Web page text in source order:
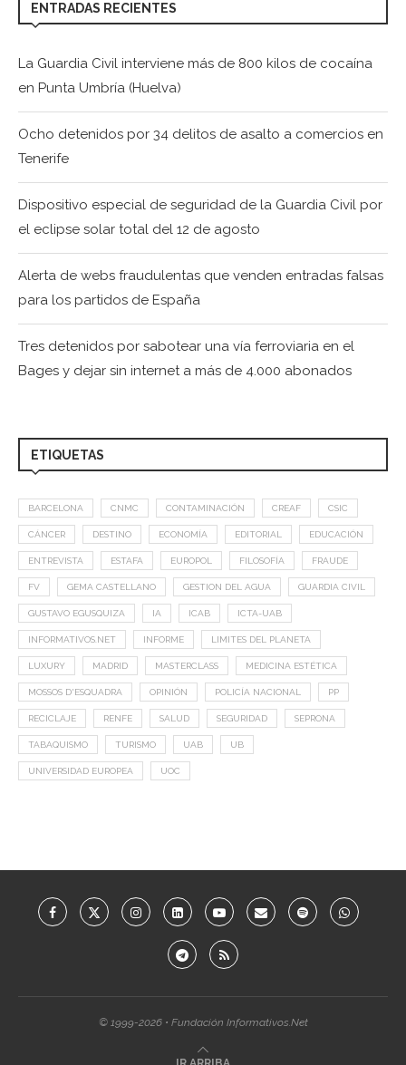
ENTRADAS RECIENTES
La Guardia Civil interviene más de 800 kilos de cocaína
en Punta Umbría (Huelva)
Ocho detenidos por 34 delitos de asalto a comercios en
Tenerife
Dispositivo especial de seguridad de la Guardia Civil por
el eclipse solar total del 12 de agosto
Alerta de webs fraudulentas que venden entradas falsas
para los partidos de España
Tres detenidos por sabotear una vía ferroviaria en el
Bages y dejar sin internet a más de 4.000 abonados
ETIQUETAS
BARCELONA CNMC CONTAMINACIÓN CREAF CSIC
CÁNCER DESTINO ECONOMÍA EDITORIAL EDUCACIÓN
ENTREVISTA ESTAFA EUROPOL FILOSOFÍA FRAUDE
FV GEMA CASTELLANO GESTION DEL AGUA GUARDIA CIVIL
GUSTAVO EGUSQUIZA IA ICAB ICTA-UAB
INFORMATIVOS.NET INFORME LIMITES DEL PLANETA
LUXURY MADRID MASTERCLASS MEDICINA ESTÉTICA
MOSSOS D'ESQUADRA OPINIÓN POLICÍA NACIONAL PP
RECICLAJE RENFE SALUD SEGURIDAD SEPRONA
TABAQUISMO TURISMO UAB UB
UNIVERSIDAD EUROPEA UOC
© 1999-2026 • Fundación Informativos.Net